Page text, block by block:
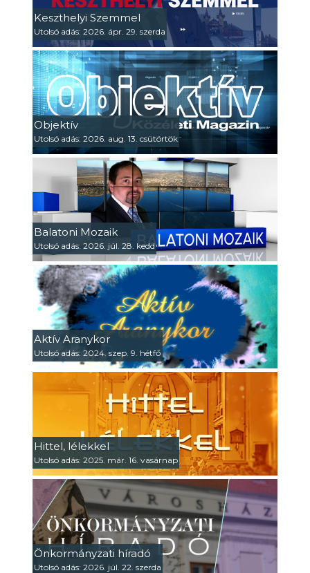
Keszthelyi Szemmel
Utolsó adás: 2026. ápr. 29. szerda
Objektív
Utolsó adás: 2026. aug. 13. csütörtök
Balatoni Mozaik
Utolsó adás: 2026. júl. 28. kedd
Aktív Aranykor
Utolsó adás: 2024. szep. 9. hétfő
Hittel, lélekkel
Utolsó adás: 2025. már. 16. vasárnap
Önkormányzati híradó
Utolsó adás: 2026. júl. 22. szerda